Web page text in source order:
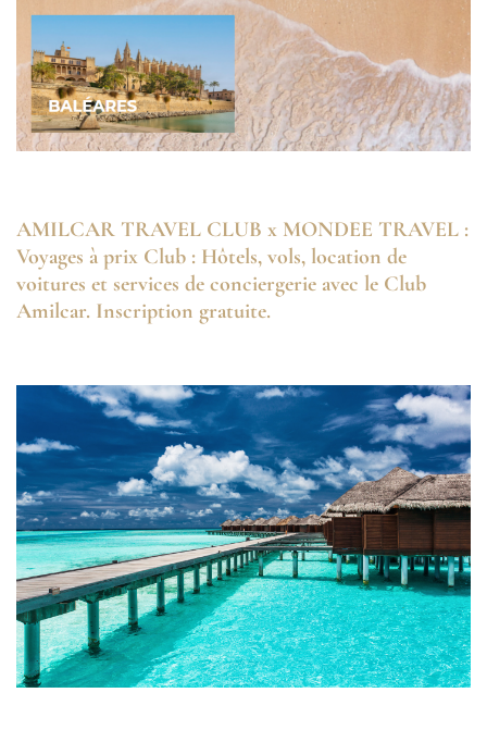
AMILCAR TRAVEL CLUB x MONDEE TRAVEL :
Voyages à prix Club : Hôtels, vols, location de
voitures et services de conciergerie avec le Club
Amilcar. Inscription gratuite.